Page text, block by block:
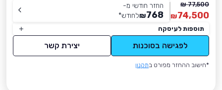
77,500 ₪
74,500
₪
החזר חודשי מ-
768
₪לחודש*
תוספות לעיסקה
לפגישה בסוכנות יצירת קשר
*חישוב ההחזר מפורט בתקנון